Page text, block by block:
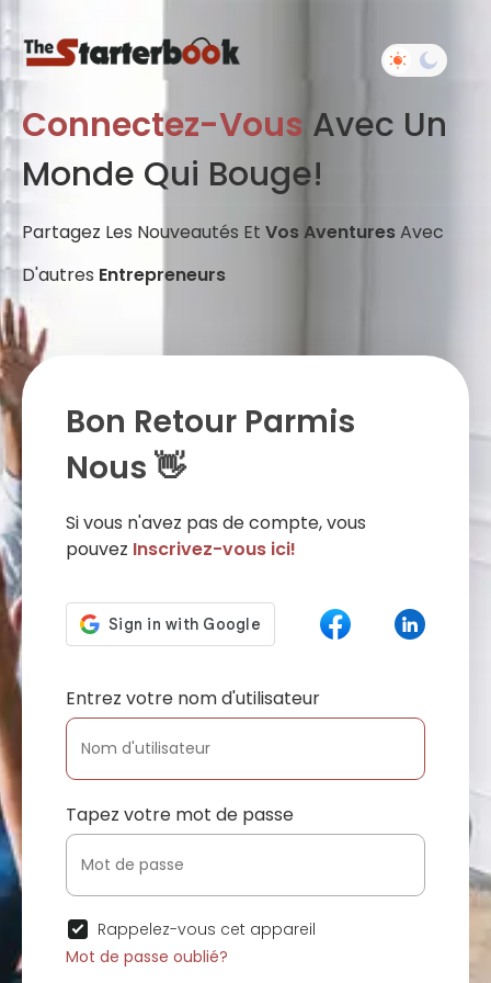
Connectez-Vous Avec Un
Monde Qui Bouge!
Partagez Les Nouveautés Et Vos AventuresAvec
D'autres Entrepreneurs
Bon Retour Parmis
Nous 👋
Si vous n'avez pas de compte, vous
pouvez Inscrivez-vous ici!
Entrez votre nom d'utilisateur
Tapez votre mot de passe
Rappelez-vous cet appareil
Mot de passe oublié?